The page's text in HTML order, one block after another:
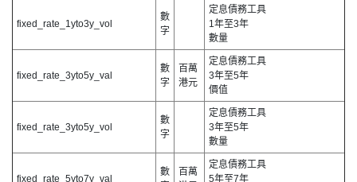
fixed_rate_1yto3y_vol
數
字
定息債務工具
1年至3年
數量
fixed_rate_3yto5y_val
數
字
百萬
港元
定息債務工具
3年至5年
價值
fixed_rate_3yto5y_vol
數
字
定息債務工具
3年至5年
數量
fixed_rate_5yto7y_val
數
百萬
定息債務工具
5年至7年